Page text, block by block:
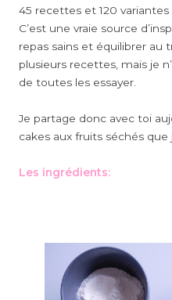
45 recettes et 120
C’est une vraie source
repas sains et équilibrer au
plusieurs recettes, mais je
de toutes les essayer.
Je partage donc avec toi
cakes aux fruits séchés que
Les ingrédients: